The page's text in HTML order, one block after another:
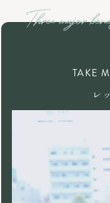
TAKE
レ